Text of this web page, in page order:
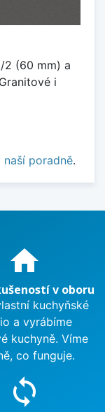
2 (60 mm) a
i
naší poradně.
home
v oboru
kuchyňské
a vyrábíme
kuchyně. Víme
co funguje.
sync